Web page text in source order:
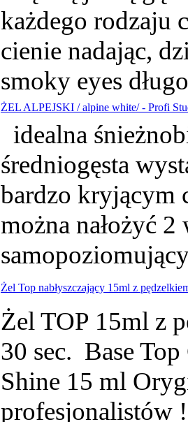
każdego rodzaju
cienie nadając,
smoky eyes
ŻEL ALPEJSKI / alpine white/ - Profi
idealna
średniogęsta
bardzo kryjącym
można nałożyć
Żel Top nabłyszczający 15ml z
Żel TOP 15ml z
30 sec. Base
Shine 15 ml
profesjonalistów